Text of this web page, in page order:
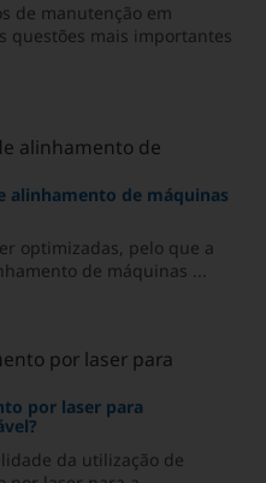
de manutenção em
questões mais importantes
industrial em tempos de
alinhamento de máquinas
optimizadas, pelo que a
de máquinas ...
alinhamento de máquinas na
por laser para
da utilização de